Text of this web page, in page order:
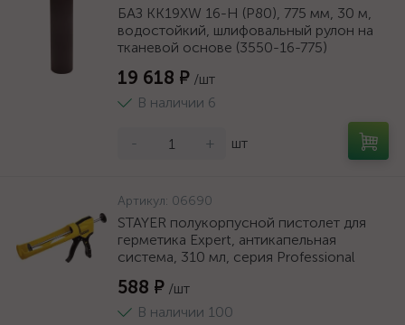
БАЗ KK19XW 16-H (Р80), 775 мм, 30 м,
водостойкий, шлифовальный рулон на
тканевой основе (3550-16-775)
19 618 ₽ /шт
В наличии 6
- + шт
Артикул: 06690
STAYER полукорпусной пистолет для
герметика Expert, антикапельная
система, 310 мл, серия Professional
588 ₽ /шт
В наличии 100